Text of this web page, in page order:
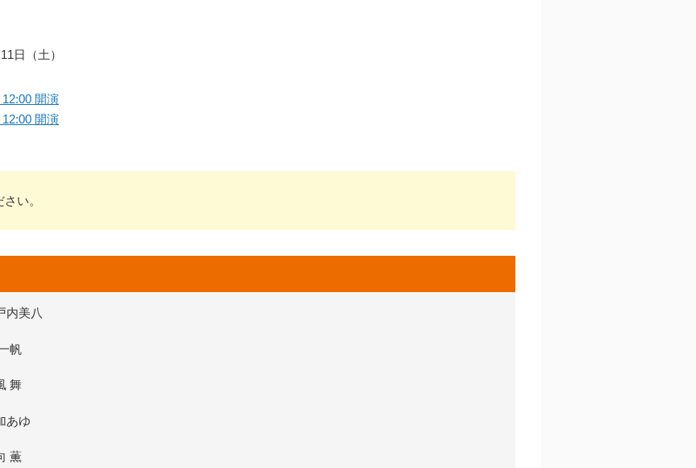
11日（土）
開演
開演
い。
内美八
帆
舞
あゆ
薫